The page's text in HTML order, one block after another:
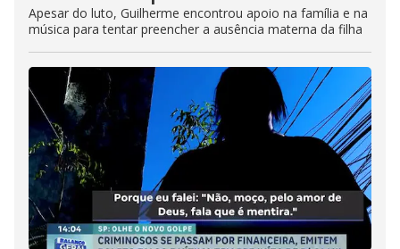
Apesar do luto, Guilherme encontrou apoio na família e na
música para tentar preencher a ausência materna da filha